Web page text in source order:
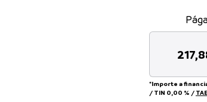
*Importe a
/ TIN 0,00 % / TAE